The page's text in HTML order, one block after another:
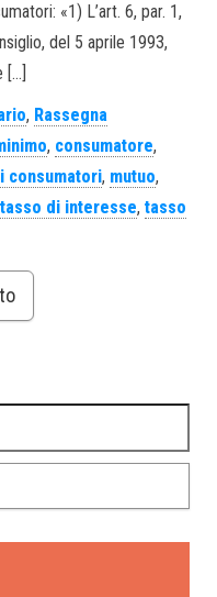
«1) L’art. 6, par. 1,
del 5 aprile 1993,
[…]
, Rassegna
, consumatore,
consumatori, mutuo,
tasso di interesse, tasso